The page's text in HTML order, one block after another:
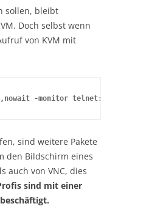
sollen, bleibt
Doch selbst wenn
von KVM mit
-monitor
sind weitere Pakete
den Bildschirm eines
auch von VNC, dies
sind mit einer